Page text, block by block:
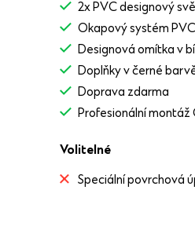
2x PVC designový
Okapový systém PVC
Designová omítka v
Doplňky v černé
Doprava zdarma
Profesionální montáž
Volitelné
Speciální povrchová